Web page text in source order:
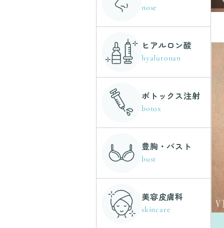
nose
ヒアルロン酸
hyaluronan
ボトックス注射
botox
豊胸・バスト
bust
美容皮膚科
skincare